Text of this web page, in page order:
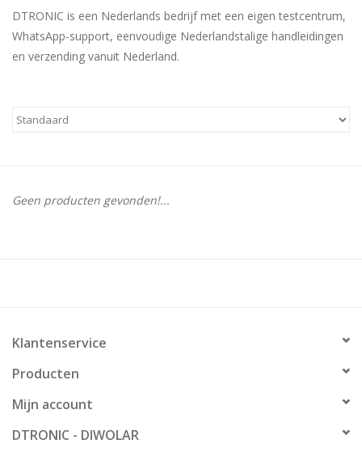
DTRONIC is een Nederlands bedrijf met een eigen testcentrum,
WhatsApp-support, eenvoudige Nederlandstalige handleidingen
en verzending vanuit Nederland.
Geen producten gevonden!...
Klantenservice
Producten
Mijn account
DTRONIC - DIWOLAR